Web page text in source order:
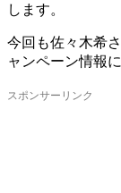
します。
今回も佐々木希
ャンペーン情報